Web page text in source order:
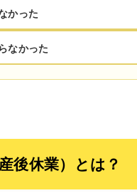
かった
なかった
後休業）とは？